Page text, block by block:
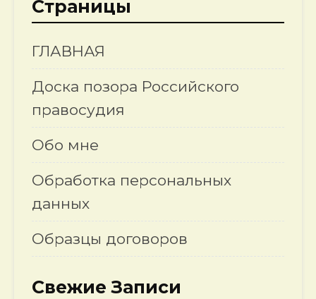
Страницы
ГЛАВНАЯ
Доска позора Российского
правосудия
Обо мне
Обработка персональных
данных
Образцы договоров
Свежие Записи